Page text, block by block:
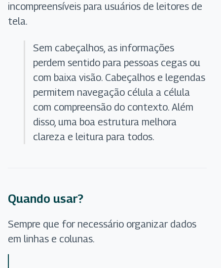
incompreensíveis para usuários de leitores de
tela.
Sem cabeçalhos, as informações
perdem sentido para pessoas cegas ou
com baixa visão. Cabeçalhos e legendas
permitem navegação célula a célula
com compreensão do contexto. Além
disso, uma boa estrutura melhora
clareza e leitura para todos.
Quando usar?
Sempre que for necessário organizar dados
em linhas e colunas.